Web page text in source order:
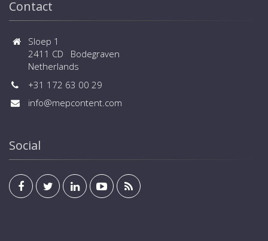
Contact
Sloep 1
2411 CD Bodegraven
Netherlands
+31 172 63 00 29
info@mepcontent.com
Social